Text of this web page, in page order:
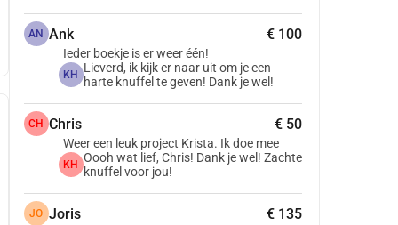
AN Ank € 100
Ieder boekje is er weer één!
KH
Lieverd, ik kijk er naar uit om je een
harte knuffel te geven! Dank je wel!
CH Chris € 50
Weer een leuk project Krista. Ik doe mee
KH Oooh wat lief, Chris! Dank je wel! Zachte
knuffel voor jou!
JO Joris € 135